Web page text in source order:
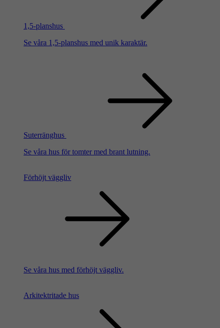
1,5-planshus
Se våra 1,5-planshus med unik karaktär.
Suterränghus
Se våra hus för tomter med brant lutning.
Förhöjt väggliv
Se våra hus med förhöjt väggliv.
Arkitektritade hus